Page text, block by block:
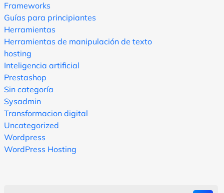
Frameworks
Guías para principiantes
Herramientas
Herramientas de manipulación de texto
hosting
Inteligencia artificial
Prestashop
Sin categoría
Sysadmin
Transformacion digital
Uncategorized
Wordpress
WordPress Hosting